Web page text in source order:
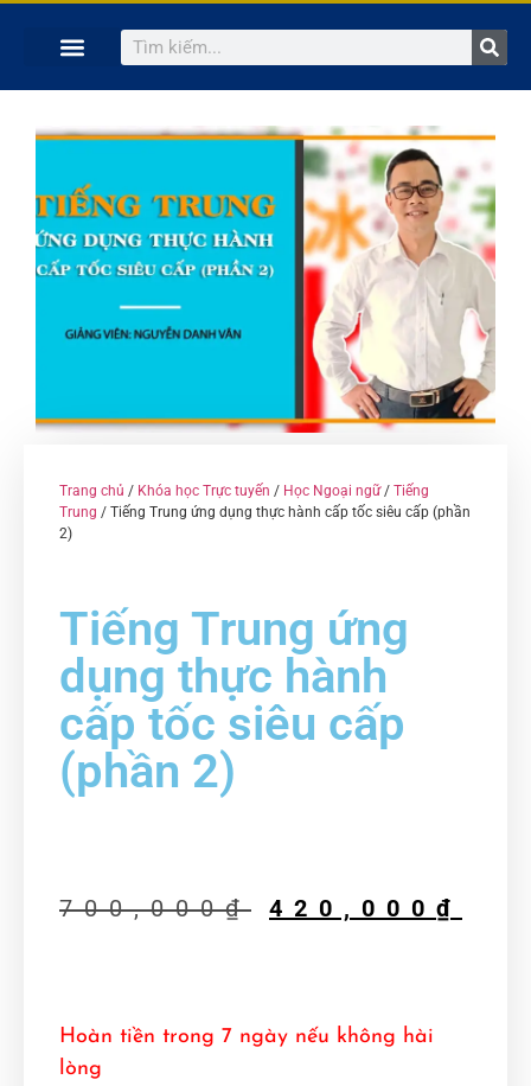
Trang chủ / Khóa học Trực tuyến / Học Ngoại ngữ/ Tiếng
Trung / Tiếng Trung ứng dụng thực hành cấp tốc siêu cấp (phần
2)
Tiếng Trung ứng
dụng thực hành
cấp tốc siêu cấp
(phần 2)
700,000₫ 420,000 ₫
Hoàn tiền trong 7 ngày nếu không hài
lòng